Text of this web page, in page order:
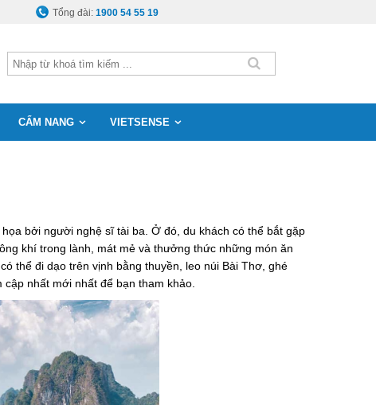
Tổng đài:1900 54 55 19
CẨM NANG VIETSENSE
bởi người nghệ sĩ tài ba. Ở đó, du khách có thể bắt gặp
khí trong lành, mát mẻ và thưởng thức những món ăn
thể đi dạo trên vịnh bằng thuyền, leo núi Bài Thơ, ghé
nhất mới nhất để bạn tham khảo.